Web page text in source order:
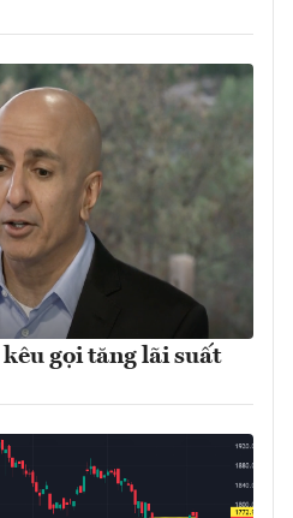
gọi tăng lãi suất